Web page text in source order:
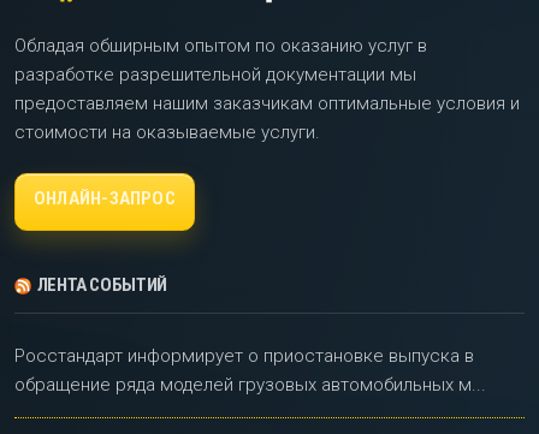
Обладая обширным опытом по оказанию услуг в
разработке разрешительной документации мы
предоставляем нашим заказчикам оптимальные условия и
стоимости на оказываемые услуги.
ОНЛАЙН-ЗАПРОС
ЛЕНТА СОБЫТИЙ
Росстандарт информирует о приостановке выпуска в
обращение ряда моделей грузовых автомобильных м...